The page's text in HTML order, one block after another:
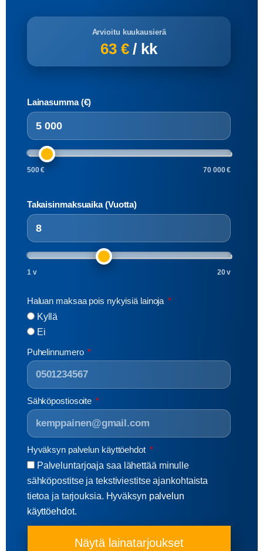
Arvioitu kuukausierä
63 €/ kk
Lainasumma (€)
500 € 70 000 €
Takaisinmaksuaika (Vuotta)
1 v 20 v
Haluan maksaa pois nykyisiä lainoja
Kyllä
Ei
Puhelinnumero
Sähköpostiosoite
Hyväksyn palvelun käyttöehdot
Palveluntarjoaja saa lähettää minulle
sähköpostitse ja tekstiviestitse ajankohtaista
tietoa ja tarjouksia. Hyväksyn palvelun
käyttöehdot.
Näytä lainatarjoukset